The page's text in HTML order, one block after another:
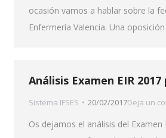
ocasión vamos a hablar sobre la
Enfermería Valencia. Una
Análisis Examen EIR 2017
Sistema IFSES 20/02/2017Deja un
Os dejamos el análisis del Examen